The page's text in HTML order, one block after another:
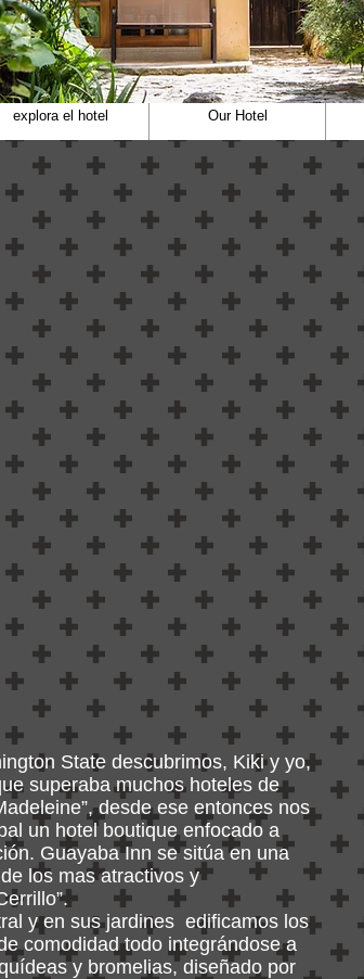
explora el hotel Our Hotel
State descubrimos, Kiki y yo,
superaba muchos hoteles de
desde ese entonces nos
un hotel boutique enfocado a
Guayaba Inn se sitúa en una
los mas atractivos y
y en sus jardines edificamos los
comodidad todo integrándose a
y bromelias, diseñado por